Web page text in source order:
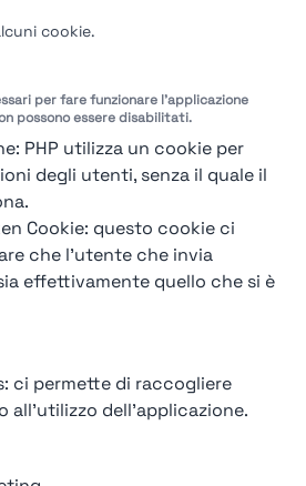
cookie.
per fare funzionare l'applicazione
possono essere disabilitati.
PHP utilizza un cookie per
degli utenti, senza il quale il
Cookie: questo cookie ci
che l'utente che invia
effettivamente quello che si è
ci permette di raccogliere
all'utilizzo dell'applicazione.
Not logged in
Iscrivitiper vedere